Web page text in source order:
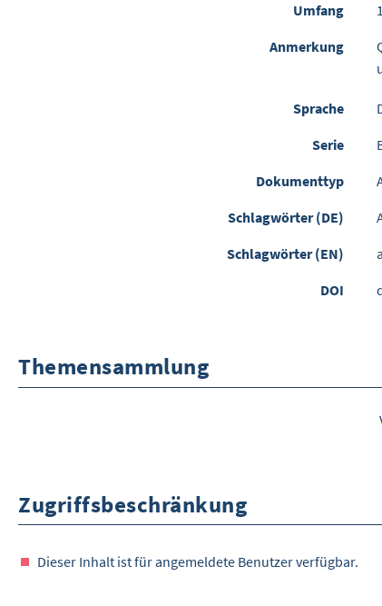
Umfang
Anmerkung
Sprache
Serie
Dokumenttyp
Schlagwörter (DE)
Schlagwörter (EN)
DOI
Themensammlung
Zugriffsbeschränkung
Dieser Inhalt ist für angemeldete Benutzer verfügbar.